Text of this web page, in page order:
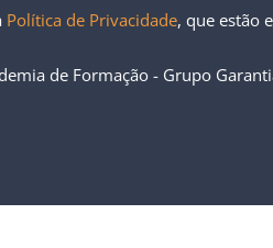
Política de Privacidade, que estão
de Formação - Grupo